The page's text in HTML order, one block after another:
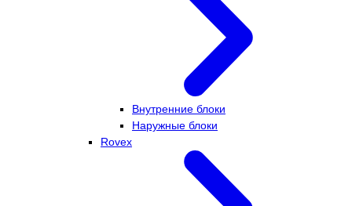
Внутренние блоки
Наружные блоки
Rovex